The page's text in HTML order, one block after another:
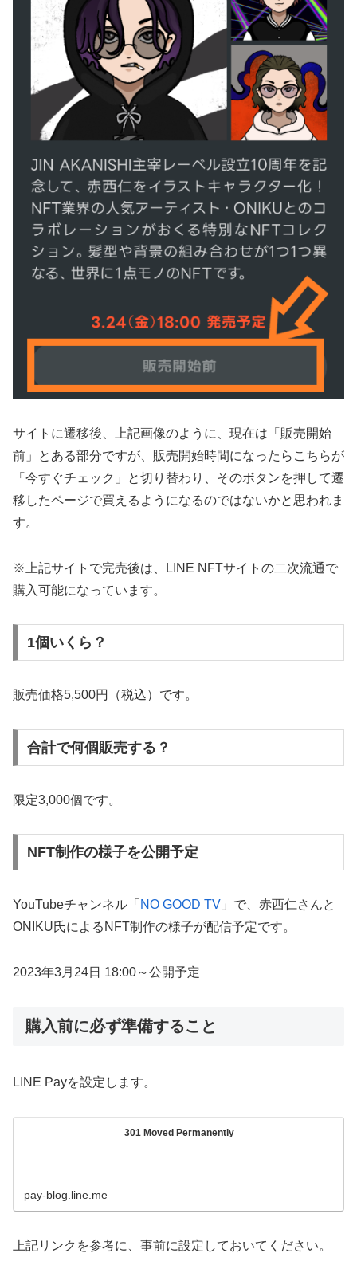
サイトに遷移後、上記画像のように、現在は「販売開始
前」とある部分ですが、販売開始時間になったらこちらが
「今すぐチェック」と切り替わり、そのボタンを押して遷
移したページで買えるようになるのではないかと思われま
す。
※上記サイトで完売後は、LINE NFTサイトの二次流通で
購入可能になっています。
1個いくら？
販売価格5,500円（税込）です。
合計で何個販売する？
限定3,000個です。
NFT制作の様子を公開予定
YouTubeチャンネル「 NO GOOD TV 」で、赤西仁さんと
ONIKU氏によるNFT制作の様子が配信予定です。
2023年3月24日 18:00～公開予定
購入前に必ず準備すること
LINE Payを設定します。
301 Moved Permanently
pay-blog.line.me
上記リンクを参考に、事前に設定しておいてください。